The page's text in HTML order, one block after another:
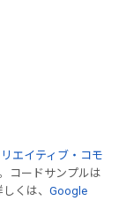
エイティブ・コモ
コードサンプルは
くは、 Google